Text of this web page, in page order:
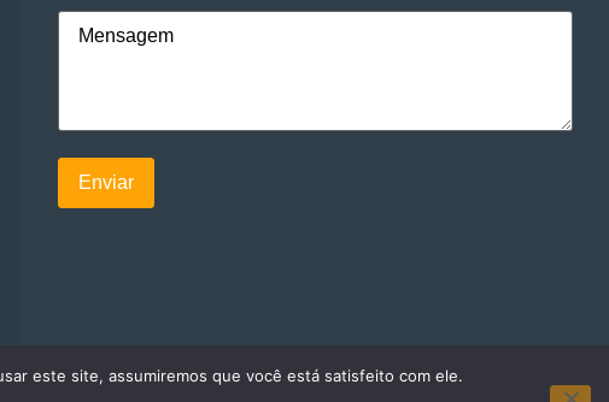
este site, assumiremos que você está satisfeito com ele.